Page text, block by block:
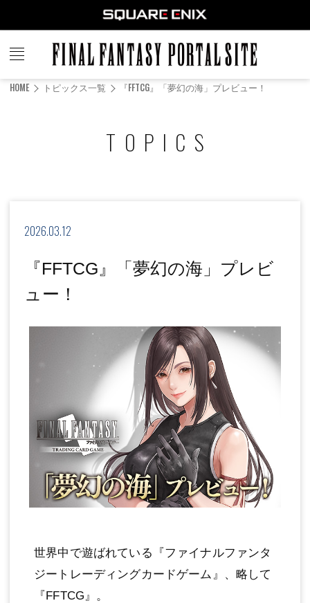
FINAL
FANTASY
HOME トピックス一覧 『FFTCG』「夢幻の海」プレビュー！
TOPICS
2026.03.12
『FFTCG』「夢幻の海」プレビ
ュー！
世界中で遊ばれている『ファイナルファンタ
ジートレーディングカードゲーム』、略して
『FFTCG』。